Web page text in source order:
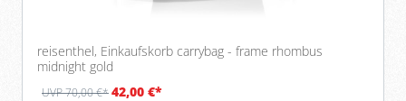
reisenthel, Einkaufskorb carrybag - frame rhombus
midnight gold
UVP 70,00 €*42,00 €*